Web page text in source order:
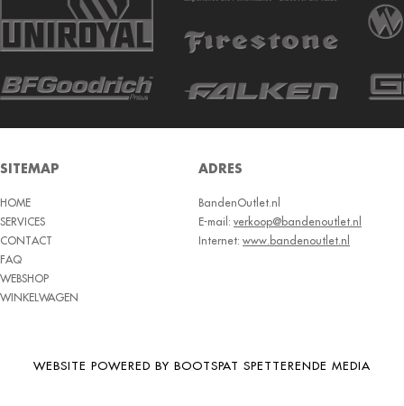
SITEMAP
HOME
SERVICES
CONTACT
FAQ
WEBSHOP
WINKELWAGEN
ADRES
BandenOutlet.nl
E-mail: verkoop@bandenoutlet.nl
Internet: www.bandenoutlet.nl
WEBSITE POWERED BY BOOTSPAT SPETTERENDE MEDIA